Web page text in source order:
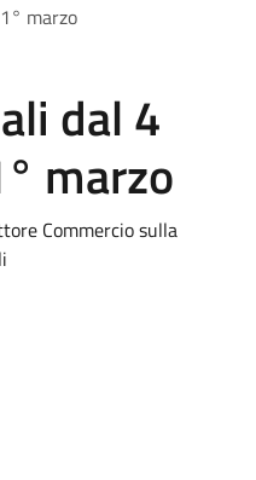
marzo
dal 4
marzo
Commercio sulla